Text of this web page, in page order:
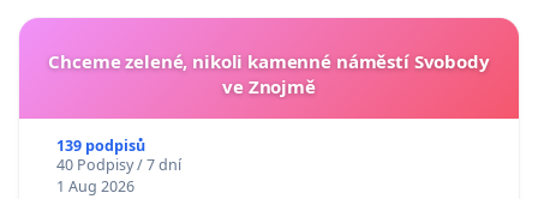
Chceme zelené, nikoli kamenné náměstí Svobody
ve Znojmě
139 podpisů
40 Podpisy / 7 dní
1 Aug 2026